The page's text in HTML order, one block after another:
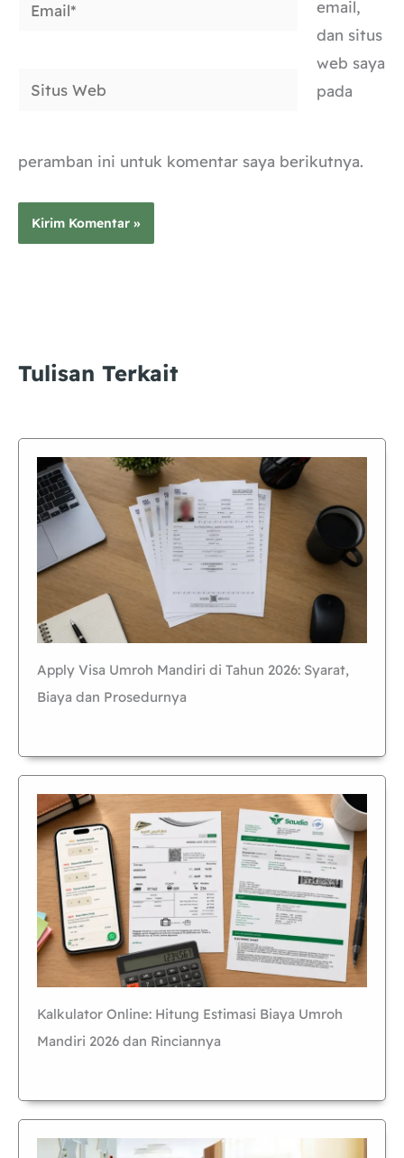
Situs
email,
dan situs
web saya
pada
peramban ini untuk komentar saya berikutnya.
Tulisan Terkait
Apply Visa Umroh Mandiri di Tahun 2026: Syarat,
Biaya dan Prosedurnya
Kalkulator Online: Hitung Estimasi Biaya Umroh
Mandiri 2026 dan Rinciannya